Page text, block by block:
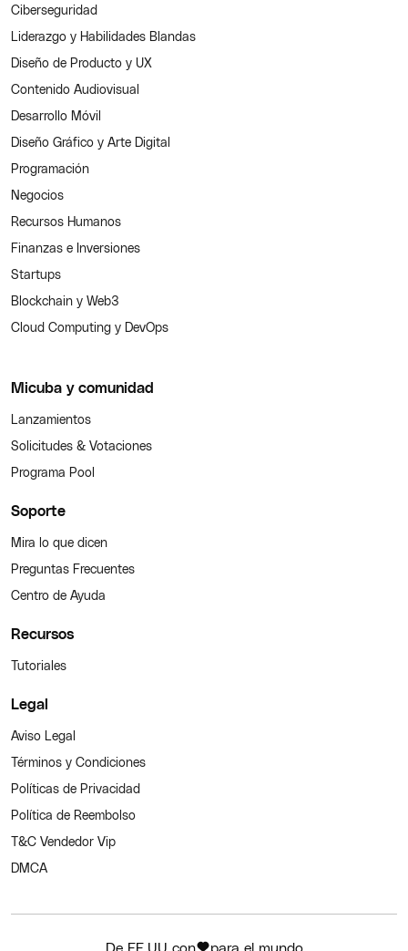
Ciberseguridad
Liderazgo y Habilidades Blandas
Diseño de Producto y UX
Contenido Audiovisual
Desarrollo Móvil
Diseño Gráfico y Arte Digital
Programación
Negocios
Recursos Humanos
Finanzas e Inversiones
Startups
Blockchain y Web3
Cloud Computing y DevOps
Micuba y comunidad
Lanzamientos
Solicitudes & Votaciones
Programa Pool
Soporte
Mira lo que dicen
Preguntas Frecuentes
Centro de Ayuda
Recursos
Tutoriales
Legal
Aviso Legal
Términos y Condiciones
Políticas de Privacidad
Política de Reembolso
T&C Vendedor Vip
DMCA
De EE.UU con para el mundo